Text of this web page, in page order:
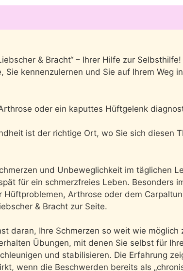
& Bracht“ – Ihrer Hilfe zur
Sie kennenzulernen und Sie auf Ihrem Weg
oder ein kaputtes Hüftgelenk
ist der richtige Ort, wo Sie sich diesen
und Unbeweglichkeit im täglichen
für ein schmerzfreies Leben. Besonders
Arthrose oder dem
& Bracht zur Seite.
daran, Ihre Schmerzen so weit wie
Übungen, mit denen Sie selbst für
und stabilisieren. Die Erfahrung
wenn die Beschwerden bereits als